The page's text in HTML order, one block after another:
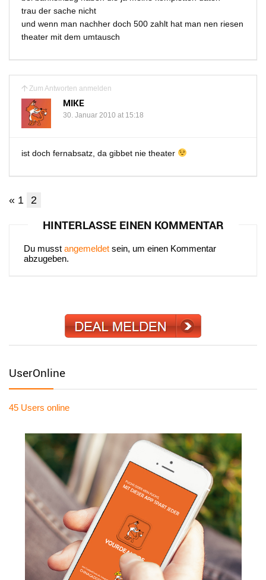
trau der sache nicht
und wenn man nachher doch 500 zahlt hat man nen riesen
theater mit dem umtausch
Zum Antworten anmelden
MIKE
30. Januar 2010 at 15:18
ist doch fernabsatz, da gibbet nie theater
« 1 2
HINTERLASSE EINEN KOMMENTAR
Du musst angemeldet sein, um einen Kommentar
abzugeben.
UserOnline
45 Users online